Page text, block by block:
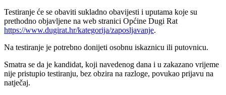
Testiranje će se obaviti sukladno obavijesti i uputama koje su
prethodno objavljene na web stranici Općine Dugi Rat
https://www.dugirat.hr/kategorija/zaposljavanje.
Na testiranje je potrebno donijeti osobnu iskaznicu ili putovnicu.
Smatra se da je kandidat, koji navedenog dana i u zakazano vrijeme
nije pristupio testiranju, bez obzira na razloge, povukao prijavu na
natječaj.